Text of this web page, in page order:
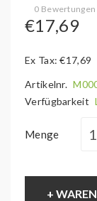
0 Bewertungen
€17,69
Ex Tax: €17,69
Artikelnr.
Verfügbarkeit
Menge
+